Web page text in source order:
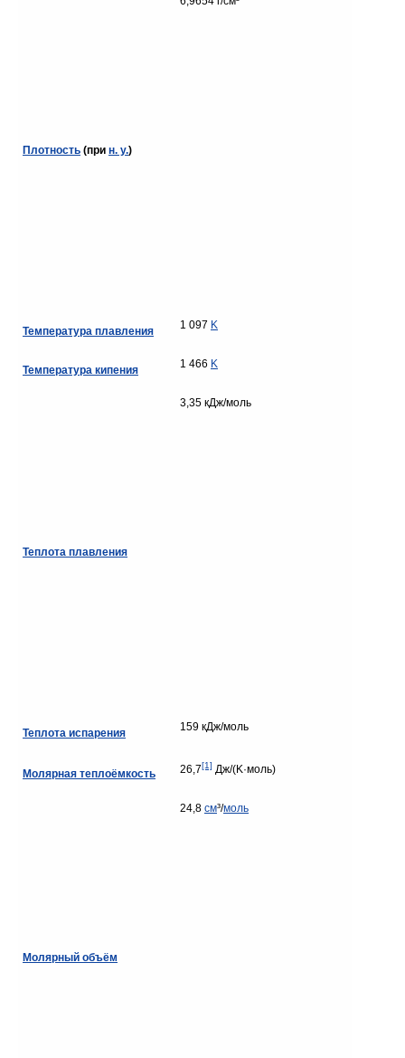
Плотность (при н. у.)
Температура плавления 1 097 K
Температура кипения 1 466 K
Теплота плавления
3,35 кДж/моль
Теплота испарения 159 кДж/моль
Молярная теплоёмкость 26,7[1] Дж/(K·моль)
Молярный объём
24,8 см³/моль